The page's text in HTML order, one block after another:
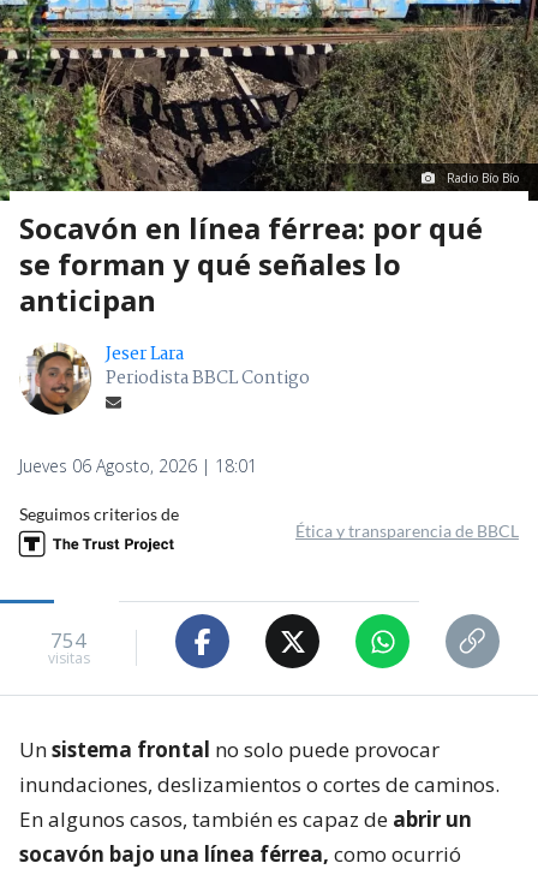
Radio Bío Bío
Socavón en línea férrea: por qué
se forman y qué señales lo
anticipan
Jeser Lara
Periodista BBCL Contigo
Jueves 06 Agosto, 2026 | 18:01
Seguimos criterios de
Ética y transparencia de BBCL
754
visitas
Unsistema frontal no solo puede provocar
inundaciones, deslizamientos o cortes de caminos.
En algunos casos, también es capaz de abrir un
socavón bajo una línea férrea, como ocurrió